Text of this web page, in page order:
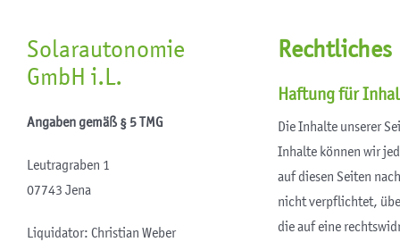
Solarautonomie
GmbH i.L.
Angaben gemäß § 5 TMG
Leutragraben 1
07743 Jena
Liquidator: Christian Weber
Rechtliches
Haftung für
Die Inhalte unserer
Inhalte können wir
auf diesen Seiten
nicht verpflichtet,
die auf eine